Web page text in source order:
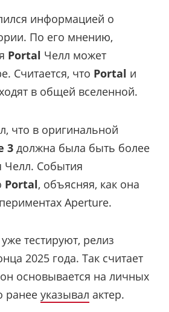
информацией о
По его мнению,
Portal Челл может
Считается, что Portal и
в общей вселенной.
что в оригинальной
3 должна была быть более
Челл. События
Portal, объясняя, как она
Aperture.
тестируют, релиз
2025 года. Так считает
основывается на личных
ранее указывал актер.